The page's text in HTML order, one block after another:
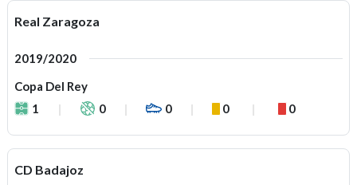
Real Zaragoza
2019/2020
Copa Del Rey
1
0 0 0 0
CD Badajoz